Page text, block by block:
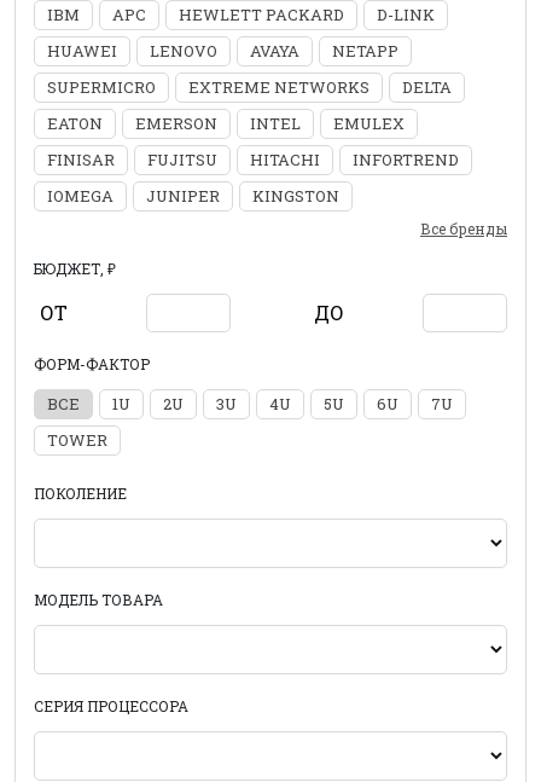
IBM
APC HEWLETT PACKARD
D-LINK
HUAWEI
LENOVO AVAYA
NETAPP
SUPERMICRO
EXTREME NETWORKS
DELTA
EATON
EMERSON INTEL
EMULEX
FINISAR
FUJITSU HITACHI
INFORTREND
IOMEGA
JUNIPER KINGSTON
Все бренды
БЮДЖЕТ, ₽
ОТ ДО
ФОРМ-ФАКТОР
ВСЕ 1U 2U 3U 4U 5U 6U
7U
TOWER
ПОКОЛЕНИЕ
МОДЕЛЬ ТОВАРА
СЕРИЯ ПРОЦЕССОРА